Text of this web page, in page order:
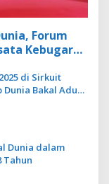
Forum
Kebugaran
di Sirkuit
Bakal Adu
Dunia dalam
Tahun